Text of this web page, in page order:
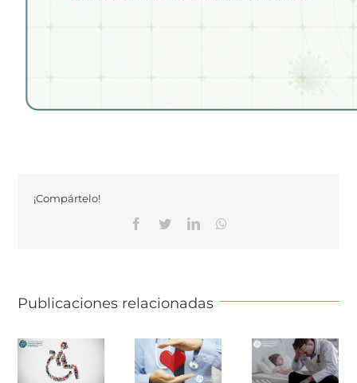
¡Compártelo!
Facebook
TwitterLinkedinWhatsapp
Publicaciones relacionadas